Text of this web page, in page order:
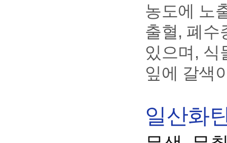
농도에 노
출혈, 폐수
있으며, 식
잎에 갈색
일산화